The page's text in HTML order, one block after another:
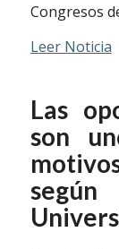
Congresos
Leer Noticia
Las
son